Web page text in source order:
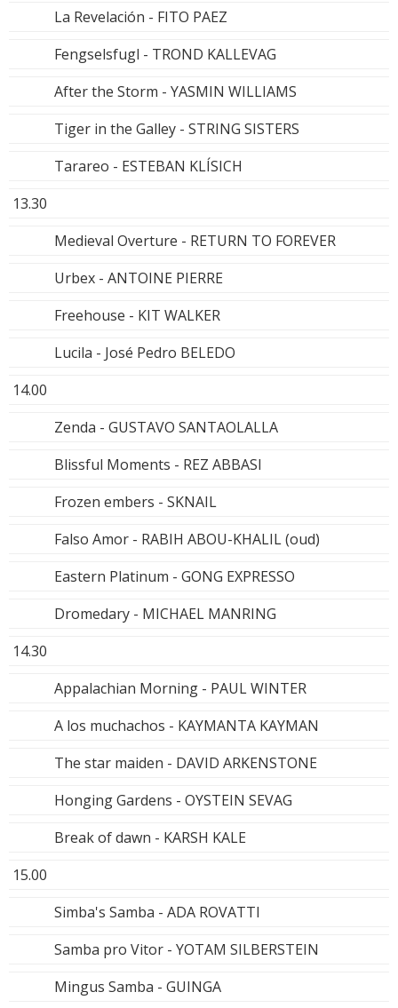
La Revelación - FITO PAEZ
Fengselsfugl - TROND KALLEVAG
After the Storm - YASMIN WILLIAMS
Tiger in the Galley - STRING SISTERS
Tarareo - ESTEBAN KLÍSICH
13.30
Medieval Overture - RETURN TO FOREVER
Urbex - ANTOINE PIERRE
Freehouse - KIT WALKER
Lucila - José Pedro BELEDO
14.00
Zenda - GUSTAVO SANTAOLALLA
Blissful Moments - REZ ABBASI
Frozen embers - SKNAIL
Falso Amor - RABIH ABOU-KHALIL (oud)
Eastern Platinum - GONG EXPRESSO
Dromedary - MICHAEL MANRING
14.30
Appalachian Morning - PAUL WINTER
A los muchachos - KAYMANTA KAYMAN
The star maiden - DAVID ARKENSTONE
Honging Gardens - OYSTEIN SEVAG
Break of dawn - KARSH KALE
15.00
Simba's Samba - ADA ROVATTI
Samba pro Vitor - YOTAM SILBERSTEIN
Mingus Samba - GUINGA